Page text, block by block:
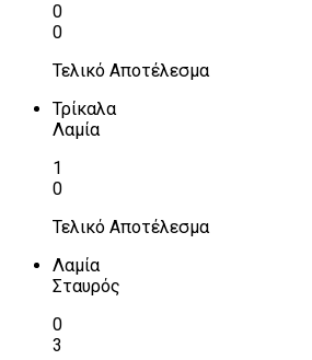
0
0
Τελικό Αποτέλεσμα
Τρίκαλα
Λαμία
1
0
Τελικό Αποτέλεσμα
Λαμία
Σταυρός
0
3